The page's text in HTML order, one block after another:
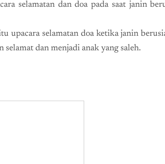
selamatan dan doa pada saat janin
upacara selamatan doa ketika janin
selamat dan menjadi anak yang saleh.